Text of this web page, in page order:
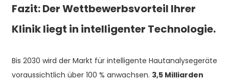
Fazit: Der Wettbewerbsvorteil Ihrer
Klinik liegt in intelligenter Technologie.
Bis 2030 wird der Markt für intelligente Hautanalysegeräte
voraussichtlich über 100 % anwachsen. 3,5 Milliarden